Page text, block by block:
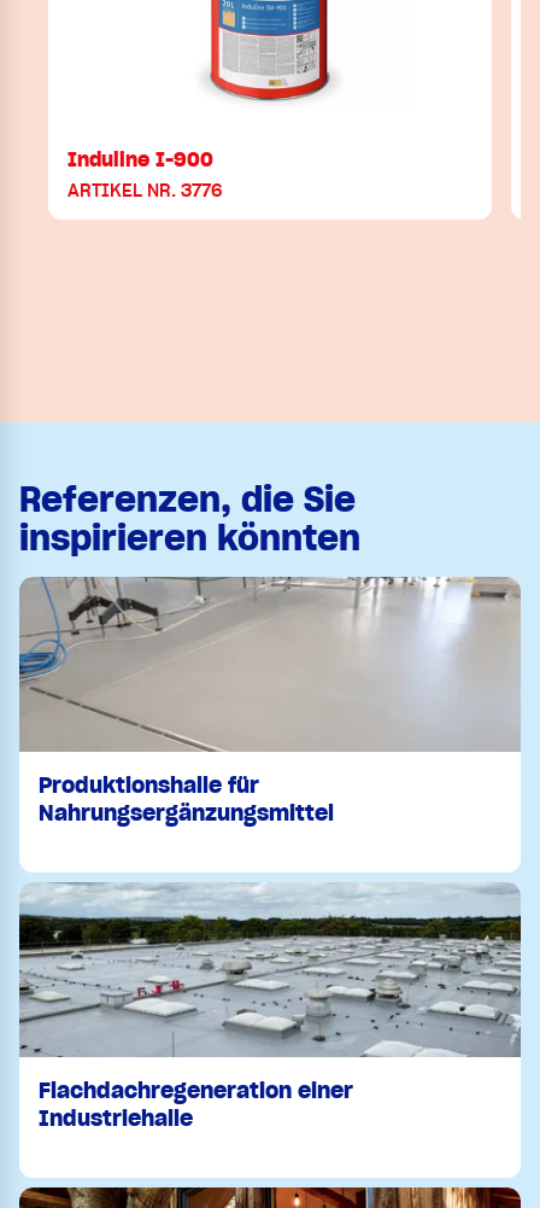
Induline I-900
ARTIKEL NR. 3776
Referenzen, die Sie
inspirieren könnten
Produktionshalle für
Nahrungsergänzungsmittel
Flachdachregeneration einer
Industriehalle